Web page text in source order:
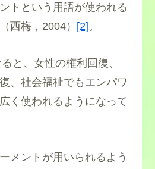
トという用語が使われる
西梅，2004） [2]。
と、女性の権利回復、
、社会福祉でもエンパワ
く使われるようになって
メントが用いられるよう